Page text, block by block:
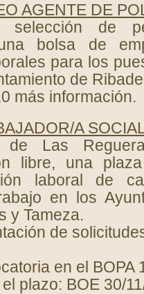
AGENTE DE
selección de
bolsa de
para los
de
más información.
A
de Las
libre, una
laboral de
en los
y Tameza.
de
en el BOPA
plazo: BOE 30/